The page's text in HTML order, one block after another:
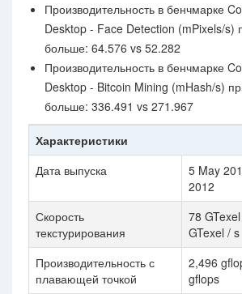
Производительность в бенчмарке
Desktop - Face Detection (mPixels/s)
больше: 64.576 vs 52.282
Производительность в бенчмарке
Desktop - Bitcoin Mining (mHash/s)
больше: 336.491 vs 271.967
Характеристики
Дата выпуска
5 May
2012
Скорость
текстурирования
78
GTexel / s
Производительность с
плавающей точкой
2,496
gflops